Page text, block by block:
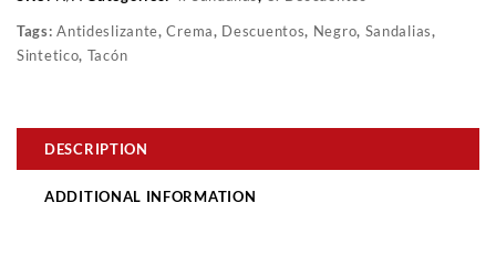
Tags:Antideslizante,Crema, Descuentos, Negro, Sandalias,
Sintetico, Tacón
DESCRIPTION
ADDITIONAL INFORMATION